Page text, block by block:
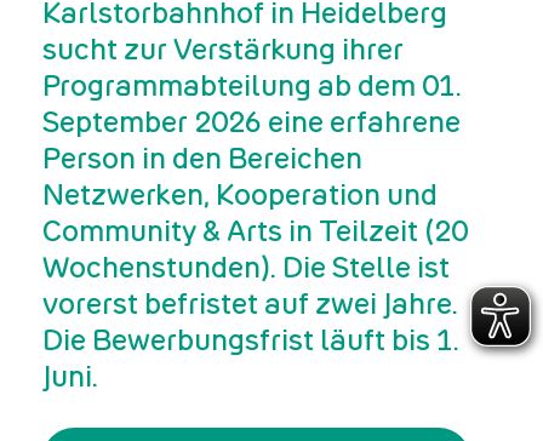
Karlstorbahnhof in Heidelberg
sucht zur Verstärkung ihrer
Programmabteilung ab dem 01.
September 2026 eine erfahrene
Person in den Bereichen
Netzwerken, Kooperation und
Community & Arts in Teilzeit (20
Wochenstunden). Die Stelle ist
vorerst befristet auf zwei Jahre.
Die Bewerbungsfrist läuft bis 1.
Juni.